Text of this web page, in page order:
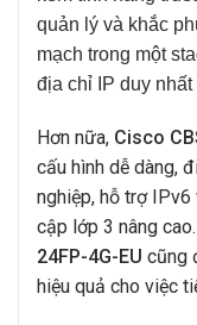
quản lý và khắc
mạch trong một
địa chỉ IP duy nhất
Hơn nữa, Cisco
cấu hình dễ dàng,
nghiệp, hỗ trợ
cập lớp 3 nâng
24FP-4G-EU cũng
hiệu quả cho việc